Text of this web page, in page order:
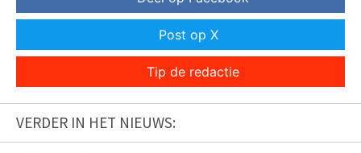
Post op X
Tip de redactie
VERDER IN HET NIEUWS: